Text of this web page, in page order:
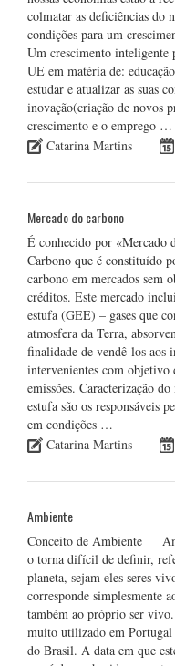
colmatar as deficiências do
condições para um
Um crescimento inteligente
UE em matéria de:
estudar e atualizar as suas
inovação(criação de novos
crescimento e o emprego …
Catarina Martins
Mercado do carbono
É conhecido por «Mercado
Carbono que é constituído
carbono em mercados sem
créditos. Este mercado
estufa (GEE) – gases que
atmosfera da Terra,
finalidade de vendê-los aos
intervenientes com objetivo
emissões. Caracterização
estufa são os responsáveis
em condições …
Catarina Martins
Ambiente
Conceito de Ambiente
o torna difícil de definir,
planeta, sejam eles seres
corresponde simplesmente
também ao próprio ser
muito utilizado em
do Brasil. A data em que